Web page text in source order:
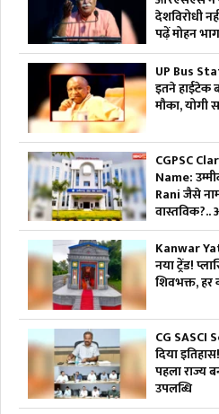
देशविरोधी
पढ़ें मोहन
कहा
UP Bus
इतने हाईटेक
मौका, योगी
CGPSC
Name:
Rani जैसे
वास्तविक?..
पढ़ें
Kanwar
नया ट्रेंड!
शिवभक्त, हर
CG SASCI
दिया
पहला राज्य
उपलब्धि